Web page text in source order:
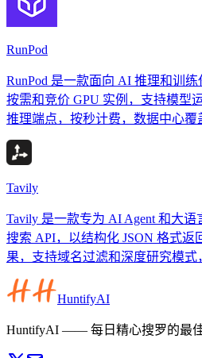
RunPod
RunPod 是一款面向 AI 推理和训
按需和竞价 GPU 实例，支持模型
推理端点，按秒计费，数据中心覆
Tavily
Tavily 是一款专为 AI Agent 和大
搜索 API，以结构化 JSON 格式返
果，支持域名过滤和深度研究模式
HuntifyAI
HuntifyAI —— 每日精心搜罗的最佳